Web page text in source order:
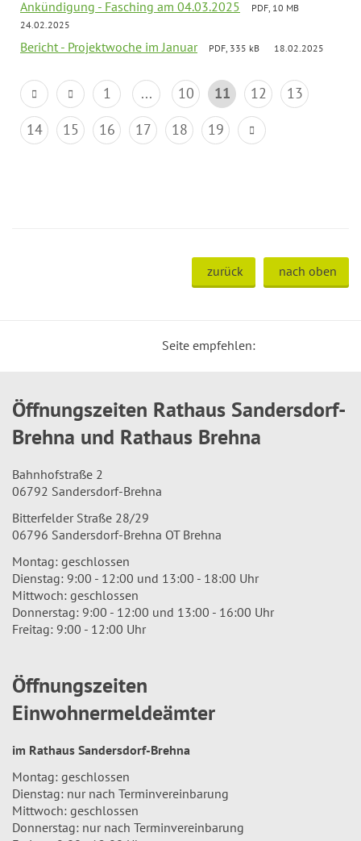
Ankündigung - Fasching am 04.03.2025
PDF, 10 MB
24.02.2025
Bericht - Projektwoche im Januar PDF, 335 kB 18.02.2025
1 ... 10 11 12
13
14
15 16 17 18 19
zurück nach oben
Seite empfehlen:
Öffnungszeiten Rathaus Sandersdorf-
Brehna und Rathaus Brehna
Bahnhofstraße 2
06792 Sandersdorf-Brehna
Bitterfelder Straße 28/29
06796 Sandersdorf-Brehna OT Brehna
Montag: geschlossen
Dienstag: 9:00 - 12:00 und 13:00 - 18:00 Uhr
Mittwoch: geschlossen
Donnerstag: 9:00 - 12:00 und 13:00 - 16:00 Uhr
Freitag: 9:00 - 12:00 Uhr
Öffnungszeiten
Einwohnermeldeämter
im Rathaus Sandersdorf-Brehna
Montag: geschlossen
Dienstag: nur nach Terminvereinbarung
Mittwoch: geschlossen
Donnerstag: nur nach Terminvereinbarung